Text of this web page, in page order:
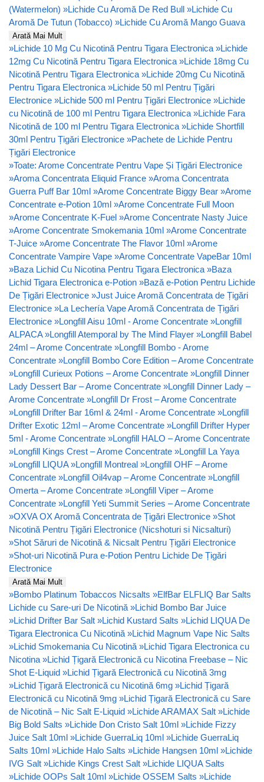
(Watermelon) »Lichide Cu Aromă De Red Bull »Lichide Cu
Aromă De Tutun (Tobacco) »Lichide Cu Aromă Mango Guava
Arată Mai Mult
»Lichide 10 Mg Cu Nicotină Pentru Tigara Electronica »Lichide
12mg Cu Nicotină Pentru Tigara Electronica »Lichide 18mg Cu
Nicotină Pentru Tigara Electronica »Lichide 20mg Cu Nicotină
Pentru Tigara Electronica »Lichide 50 ml Pentru Țigări
Electronice »Lichide 500 ml Pentru Țigări Electronice »Lichide
cu Nicotină de 100 ml Pentru Tigara Electronica »Lichide Fara
Nicotină de 100 ml Pentru Tigara Electronica »Lichide Shortfill
30ml Pentru Țigări Electronice »Pachete de Lichide Pentru
Țigări Electronice
»Toate: Arome Concentrate Pentru Vape Și Țigări Electronice
»Aroma Concentrata Eliquid France »Aroma Concentrata
Guerra Puff Bar 10ml »Arome Concentrate Biggy Bear »Arome
Concentrate e-Potion 10ml »Arome Concentrate Full Moon
»Arome Concentrate K-Fuel »Arome Concentrate Nasty Juice
»Arome Concentrate Smokemania 10ml »Arome Concentrate
T-Juice »Arome Concentrate The Flavor 10ml »Arome
Concentrate Vampire Vape »Arome Concentrate VapeBar 10ml
»Baza Lichid Cu Nicotina Pentru Tigara Electronica »Baza
Lichid Tigara Electronica e-Potion »Bază e-Potion Pentru Lichide
De Țigări Electronice »Just Juice Aromă Concentrata de Țigări
Electronice »La Lechería Vape Aromă Concentrata de Țigări
Electronice »Longfill Aisu 10ml - Arome Concentrate »Longfill
ALPACA »Longfill Atemporal by The Mind Flayer »Longfill Babel
24ml – Arome Concentrate »Longfill Bombo - Arome
Concentrate »Longfill Bombo Core Edition – Arome Concentrate
»Longfill Curieux Potions – Arome Concentrate »Longfill Dinner
Lady Dessert Bar – Arome Concentrate »Longfill Dinner Lady –
Arome Concentrate »Longfill Dr Frost – Arome Concentrate
»Longfill Drifter Bar 16ml & 24ml - Arome Concentrate »Longfill
Drifter Exotic 12ml – Arome Concentrate »Longfill Drifter Hyper
5ml - Arome Concentrate »Longfill HALO – Arome Concentrate
»Longfill Kings Crest – Arome Concentrate »Longfill La Yaya
»Longfill LIQUA »Longfill Montreal »Longfill OHF – Arome
Concentrate »Longfill Oil4vap – Arome Concentrate »Longfill
Omerta – Arome Concentrate »Longfill Viper – Arome
Concentrate »Longfill Yeti Summit Series – Arome Concentrate
»OXVA OX Aromă Concentrata de Țigări Electronice »Shot
Nicotină Pentru Țigări Electronice (Nicshoturi si Nicsalturi)
»Shot Săruri de Nicotină & Nicsalt Pentru Țigări Electronice
»Shot-uri Nicotină Pura e-Potion Pentru Lichide De Țigări
Electronice
Arată Mai Mult
»Bombo Platinum Tobaccos Nicsalts »ElfBar ELFLIQ Bar Salts
Lichide cu Sare-uri De Nicotină »Lichid Bombo Bar Juice
»Lichid Drifter Bar Salt »Lichid Kustard Salts »Lichid LIQUA De
Tigara Electronica Cu Nicotină »Lichid Magnum Vape Nic Salts
»Lichid Smokemania Cu Nicotină »Lichid Tigara Electronica cu
Nicotina »Lichid Țigară Electronică cu Nicotina Freebase – Nic
Shot E-Liquid »Lichid Țigară Electronică cu Nicotină 3mg
»Lichid Țigară Electronică cu Nicotină 6mg »Lichid Țigară
Electronică cu Nicotină 9mg »Lichid Țigară Electronică cu Sare
de Nicotină – Nic Salt E-Liquid »Lichide ARAMAX Salt »Lichide
Big Bold Salts »Lichide Don Cristo Salt 10ml »Lichide Fizzy
Juice Salt 10ml »Lichide GuerraLiq 10ml »Lichide GuerraLiq
Salts 10ml »Lichide Halo Salts »Lichide Hangsen 10ml »Lichide
IVG Salt »Lichide Kings Crest Salt »Lichide LIQUA Salts
»Lichide OOPs Salt 10ml »Lichide OSSEM Salts »Lichide